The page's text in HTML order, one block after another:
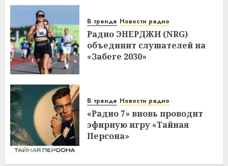
В тренде Новости радио
Радио ЭНЕРДЖИ (NRG)
объединит слушателей на
«Забеге 2030»
В тренде Новости радио
«Радио 7» вновь проводит
эфирную игру «Тайная
Персона»